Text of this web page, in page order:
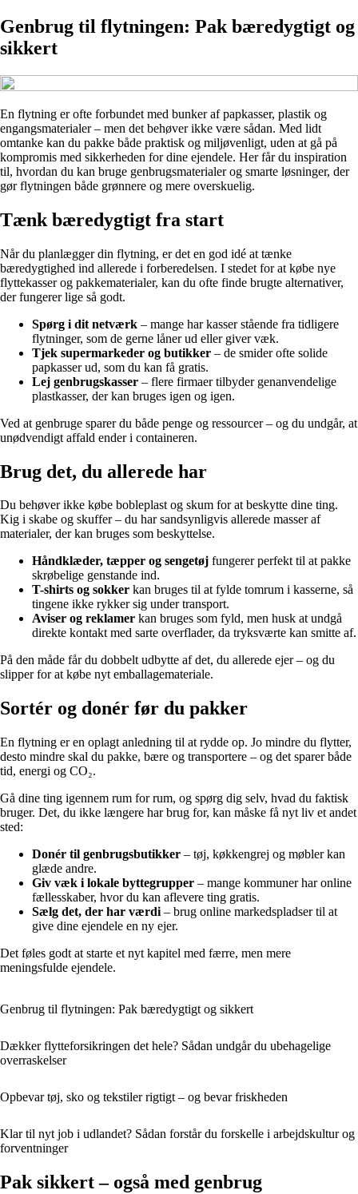
Genbrug til flytningen: Pak bæredygtigt og
sikkert
En flytning er ofte forbundet med bunker af papkasser, plastik og
engangsmaterialer – men det behøver ikke være sådan. Med lidt
omtanke kan du pakke både praktisk og miljøvenligt, uden at gå på
kompromis med sikkerheden for dine ejendele. Her får du inspiration
til, hvordan du kan bruge genbrugsmaterialer og smarte løsninger, der
gør flytningen både grønnere og mere overskuelig.
Tænk bæredygtigt fra start
Når du planlægger din flytning, er det en god idé at tænke
bæredygtighed ind allerede i forberedelsen. I stedet for at købe nye
flyttekasser og pakkematerialer, kan du ofte finde brugte alternativer,
der fungerer lige så godt.
Spørg i dit netværk – mange har kasser stående fra tidligere
flytninger, som de gerne låner ud eller giver væk.
Tjek supermarkeder og butikker – de smider ofte solide
papkasser ud, som du kan få gratis.
Lej genbrugskasser – flere firmaer tilbyder genanvendelige
plastkasser, der kan bruges igen og igen.
Ved at genbruge sparer du både penge og ressourcer – og du undgår, at
unødvendigt affald ender i containeren.
Brug det, du allerede har
Du behøver ikke købe bobleplast og skum for at beskytte dine ting.
Kig i skabe og skuffer – du har sandsynligvis allerede masser af
materialer, der kan bruges som beskyttelse.
Håndklæder, tæpper og sengetøj fungerer perfekt til at pakke
skrøbelige genstande ind.
T-shirts og sokker kan bruges til at fylde tomrum i kasserne, så
tingene ikke rykker sig under transport.
Aviser og reklamer kan bruges som fyld, men husk at undgå
direkte kontakt med sarte overflader, da tryksværte kan smitte af.
På den måde får du dobbelt udbytte af det, du allerede ejer – og du
slipper for at købe nyt emballagemateriale.
Sortér og donér før du pakker
En flytning er en oplagt anledning til at rydde op. Jo mindre du flytter,
desto mindre skal du pakke, bære og transportere – og det sparer både
tid, energi og CO₂.
Gå dine ting igennem rum for rum, og spørg dig selv, hvad du faktisk
bruger. Det, du ikke længere har brug for, kan måske få nyt liv et andet
sted:
Donér til genbrugsbutikker – tøj, køkkengrej og møbler kan
glæde andre.
Giv væk i lokale byttegrupper – mange kommuner har online
fællesskaber, hvor du kan aflevere ting gratis.
Sælg det, der har værdi – brug online markedspladser til at
give dine ejendele en ny ejer.
Det føles godt at starte et nyt kapitel med færre, men mere
meningsfulde ejendele.
Genbrug til flytningen: Pak bæredygtigt og sikkert
Dækker flytteforsikringen det hele? Sådan undgår du ubehagelige
overraskelser
Opbevar tøj, sko og tekstiler rigtigt – og bevar friskheden
Klar til nyt job i udlandet? Sådan forstår du forskelle i arbejdskultur og
forventninger
Pak sikkert – også med genbrug